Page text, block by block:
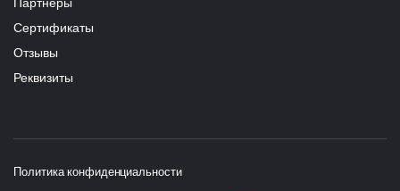
Сертификаты
Отзывы
Реквизиты
Политика конфиденциальности